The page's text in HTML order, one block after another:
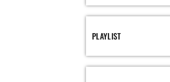
PLAYLIST